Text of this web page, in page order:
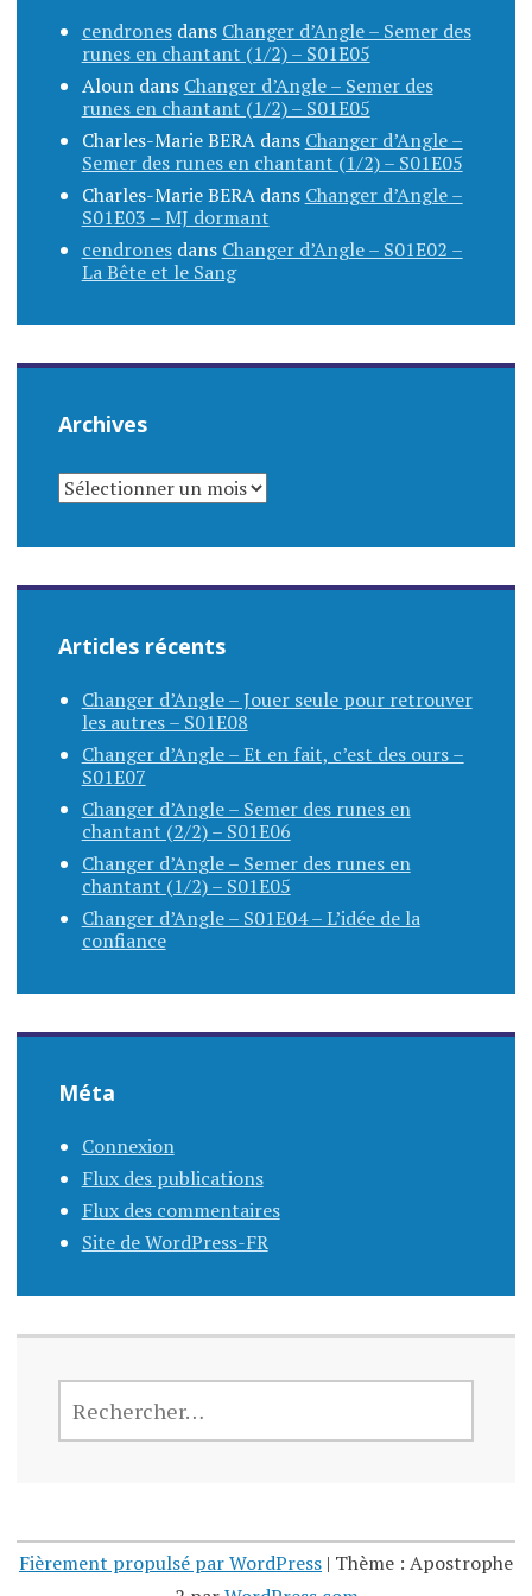
cendronesdans Changer d’Angle – Semer des
runes en chantant (1/2) – S01E05
Aloundans Changer d’Angle – Semer des
runes en chantant (1/2) – S01E05
Charles-Marie BERAdans Changer d’Angle –
Semer des runes en chantant (1/2) – S01E05
Charles-Marie BERAdans Changer d’Angle –
S01E03 – MJ dormant
cendronesdans Changer d’Angle – S01E02 –
La Bête et le Sang
Archives
ARCHIVES
Articles récents
Changer d’Angle – Jouer seule pour retrouver
les autres – S01E08
Changer d’Angle – Et en fait, c’est des ours –
S01E07
Changer d’Angle – Semer des runes en
chantant (2/2) – S01E06
Changer d’Angle – Semer des runes en
chantant (1/2) – S01E05
Changer d’Angle – S01E04 – L’idée de la
confiance
Méta
Connexion
Flux des publications
Flux des commentaires
Site de WordPress-FR
Fièrement propulsé par WordPress | Thème : Apostrophe